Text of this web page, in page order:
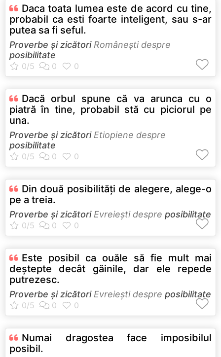
Daca toata lumea este de acord cu tine,
probabil ca esti foarte inteligent, sau s-ar
putea sa fi seful.
Proverbe și zicătoriRomâneşti despre
posibilitate
Dacă orbul spune că va arunca cu o
piatră în tine, probabil stă cu piciorul pe
una.
Proverbe și zicătoriEtiopiene despre
posibilitate
Din două posibilităţi de alegere, alege-o
pe a treia.
Proverbe și zicătoriEvreieşti despre posibilitate
Este posibil ca ouăle să fie mult mai
deştepte decât găinile, dar ele repede
putrezesc.
Proverbe și zicătoriEvreieşti despre posibilitate
Numai dragostea face imposibilul
posibil.